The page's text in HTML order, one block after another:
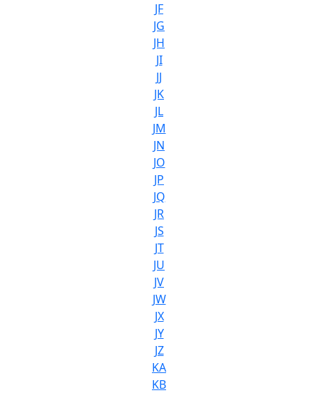
JF
JG
JH
JI
JJ
JK
JL
JM
JN
JO
JP
JQ
JR
JS
JT
JU
JV
JW
JX
JY
JZ
KA
KB